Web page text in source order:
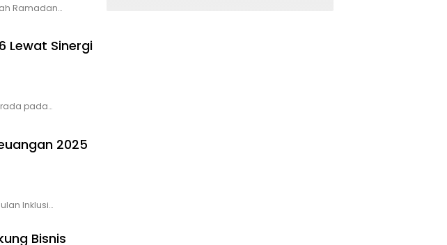
Ramadan…
Lewat Sinergi
pada…
2025
Inklusi…
Bisnis